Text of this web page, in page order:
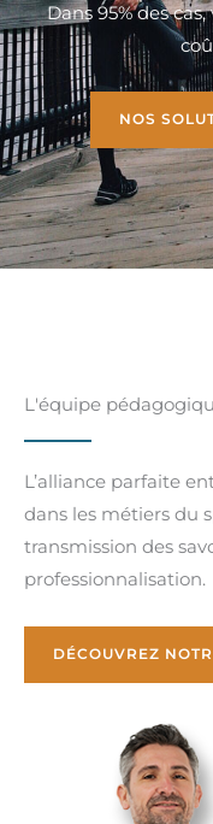
Dans 95% des
NOS
L'équipe
L’alliance parfaite
dans les métiers du
transmission des
professionnalisation.
DÉCOUVREZ